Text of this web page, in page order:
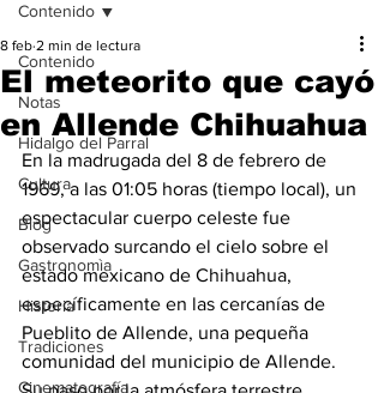
Contenido
Notas
Hidalgo del Parral
Cultura
Blog
Gastronomìa
Historia
Tradiciones
Cinematografía
Contenido
El meteorito que cayó
en Allende Chihuahua
8 feb 2 min de lectura
En la madrugada del 8 de febrero de
1969, a las 01:05 horas (tiempo local), un
espectacular cuerpo celeste fue
observado surcando el cielo sobre el
estado mexicano de Chihuahua,
específicamente en las cercanías de
Pueblito de Allende, una pequeña
comunidad del municipio de Allende.